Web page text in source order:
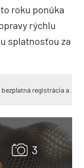
roku ponúka
rýchlu
splatnosťou za
bezplatná registrácia a